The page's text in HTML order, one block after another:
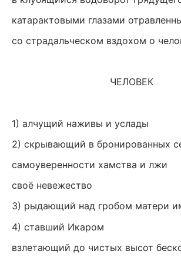
катарактовыми глазами
со страдальческом вздохом о
ЧЕЛОВЕК
1) алчущий наживы и услады
2) скрывающий в бронированных
самоуверенности хамства и лжи
своё невежество
3) рыдающий над гробом матери
4) ставший Икаром
взлетающий до чистых высот